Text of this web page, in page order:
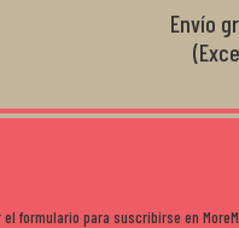
Envío
el formulario para suscribirse en